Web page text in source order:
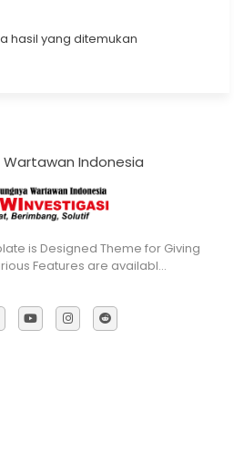
hasil yang ditemukan
Wartawan Indonesia
is Designed Theme for Giving
Features are availabl…